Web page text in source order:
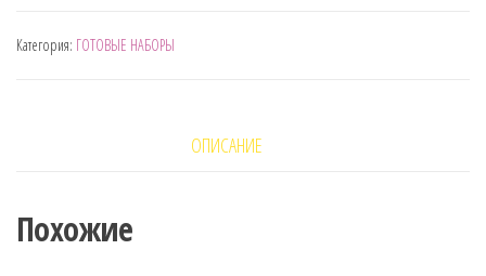
№74
Категория: ГОТОВЫЕ НАБОРЫ
ОПИСАНИЕ
Похожие